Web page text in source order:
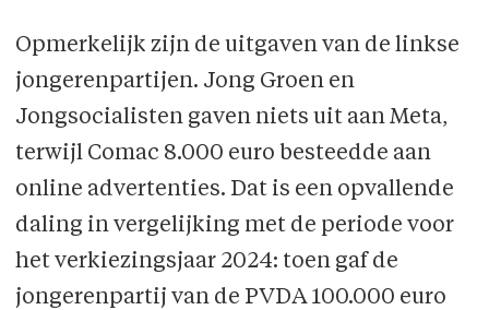
Opmerkelijk zijn de uitgaven van de linkse
jongerenpartijen. Jong Groen en
Jongsocialisten gaven niets uit aan Meta,
terwijl Comac 8.000 euro besteedde aan
online advertenties. Dat is een opvallende
daling in vergelijking met de periode voor
het verkiezingsjaar 2024: toen gaf de
jongerenpartij van de PVDA 100.000 euro